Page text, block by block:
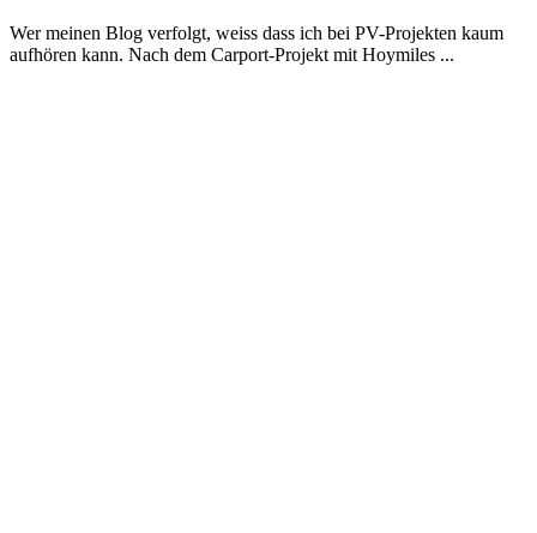
Wer meinen Blog verfolgt, weiss dass ich bei PV-Projekten kaum
aufhören kann. Nach dem Carport-Projekt mit Hoymiles ...